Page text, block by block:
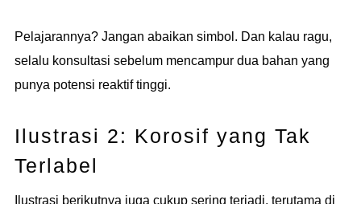
Pelajarannya? Jangan abaikan simbol. Dan kalau ragu,
selalu konsultasi sebelum mencampur dua bahan yang
punya potensi reaktif tinggi.
Ilustrasi 2: Korosif yang Tak
Terlabel
Ilustrasi berikutnya juga cukup sering terjadi, terutama di